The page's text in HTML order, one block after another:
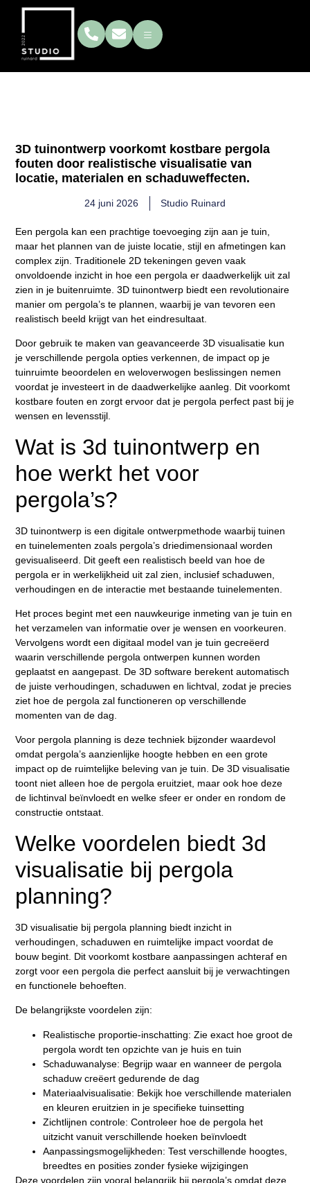
Kan 3d tuinontwerp helpen
bij pergola planning?
3D tuinontwerp voorkomt kostbare pergola
fouten door realistische visualisatie van
locatie, materialen en schaduweffecten.
24 juni 2026 Studio Ruinard
Een pergola kan een prachtige toevoeging zijn aan je tuin,
maar het plannen van de juiste locatie, stijl en afmetingen kan
complex zijn. Traditionele 2D tekeningen geven vaak
onvoldoende inzicht in hoe een pergola er daadwerkelijk uit zal
zien in je buitenruimte. 3D tuinontwerp biedt een revolutionaire
manier om pergola’s te plannen, waarbij je van tevoren een
realistisch beeld krijgt van het eindresultaat.
Door gebruik te maken van geavanceerde 3D visualisatie kun
je verschillende pergola opties verkennen, de impact op je
tuinruimte beoordelen en weloverwogen beslissingen nemen
voordat je investeert in de daadwerkelijke aanleg. Dit voorkomt
kostbare fouten en zorgt ervoor dat je pergola perfect past bij je
wensen en levensstijl.
Wat is 3d tuinontwerp en
hoe werkt het voor
pergola’s?
3D tuinontwerp is een digitale ontwerpmethode waarbij tuinen
en tuinelementen zoals pergola’s driedimensionaal worden
gevisualiseerd. Dit geeft een realistisch beeld van hoe de
pergola er in werkelijkheid uit zal zien, inclusief schaduwen,
verhoudingen en de interactie met bestaande tuinelementen.
Het proces begint met een nauwkeurige inmeting van je tuin en
het verzamelen van informatie over je wensen en voorkeuren.
Vervolgens wordt een digitaal model van je tuin gecreëerd
waarin verschillende pergola ontwerpen kunnen worden
geplaatst en aangepast. De 3D software berekent automatisch
de juiste verhoudingen, schaduwen en lichtval, zodat je precies
ziet hoe de pergola zal functioneren op verschillende
momenten van de dag.
Voor pergola planning is deze techniek bijzonder waardevol
omdat pergola’s aanzienlijke hoogte hebben en een grote
impact op de ruimtelijke beleving van je tuin. De 3D visualisatie
toont niet alleen hoe de pergola eruitziet, maar ook hoe deze
de lichtinval beïnvloedt en welke sfeer er onder en rondom de
constructie ontstaat.
Welke voordelen biedt 3d
visualisatie bij pergola
planning?
3D visualisatie bij pergola planning biedt inzicht in
verhoudingen, schaduwen en ruimtelijke impact voordat de
bouw begint. Dit voorkomt kostbare aanpassingen achteraf en
zorgt voor een pergola die perfect aansluit bij je verwachtingen
en functionele behoeften.
De belangrijkste voordelen zijn:
Realistische proportie-inschatting: Zie exact hoe groot de
pergola wordt ten opzichte van je huis en tuin
Schaduwanalyse: Begrijp waar en wanneer de pergola
schaduw creëert gedurende de dag
Materiaalvisualisatie: Bekijk hoe verschillende materialen
en kleuren eruitzien in je specifieke tuinsetting
Zichtlijnen controle: Controleer hoe de pergola het
uitzicht vanuit verschillende hoeken beïnvloedt
Aanpassingsmogelijkheden: Test verschillende hoogtes,
breedtes en posities zonder fysieke wijzigingen
Deze voordelen zijn vooral belangrijk bij pergola’s omdat deze